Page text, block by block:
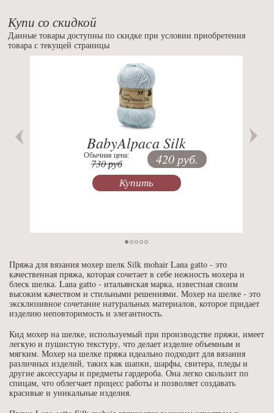
Купи со скидкой
Данные товары доступны по скидке при условии приобретения
товара с текущей страницы
BabyAlpaca Silk
Обычная цена:
730 руб 420 руб.
Купить
Пряжа для вязания мохер шелк Silk mohair Lana gatto - это
качественная пряжа, которая сочетает в себе нежность мохера и
блеск шелка. Lana gatto - итальянская марка, известная своим
высоким качеством и стильными решениями. Мохер на шелке - это
эксклюзивное сочетание натуральных материалов, которое придает
изделию неповторимость и элегантность.
Кид мохер на шелке, используемый при производстве пряжи, имеет
легкую и пушистую текстуру, что делает изделие объемным и
мягким. Мохер на шелке пряжа идеально подходит для вязания
различных изделий, таких как шапки, шарфы, свитера, пледы и
другие аксессуары и предметы гардероба. Она легко скользит по
спицам, что облегчает процесс работы и позволяет создавать
красивые и уникальные изделия.